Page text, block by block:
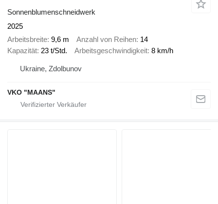
Sonnenblumenschneidwerk
2025
Arbeitsbreite 9,6 m Anzahl von Reihen 14
Kapazität 23 t/Std. Arbeitsgeschwindigkeit 8 km/h
Ukraine, Zdolbunov
VKO "MAANS"